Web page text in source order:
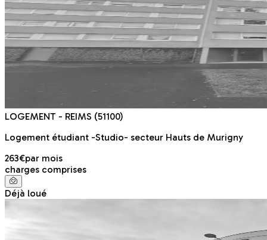
LOGEMENT - REIMS (51100)
Logement étudiant -Studio- secteur Hauts de Murigny
263€par mois
charges comprises
Déjà loué